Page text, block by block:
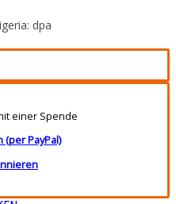
dpa
einer Spende
PayPal)